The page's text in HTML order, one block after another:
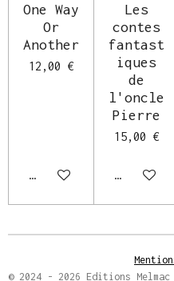
One Way
Or
Another
12,00 €
Ajouter au panier
Les
contes
fantast
iques
de
l'oncle
Pierre
15,00 €
Ajouter
© 2024 - 2026 Editions Melmac